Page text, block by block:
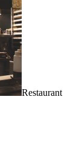
Restaurant